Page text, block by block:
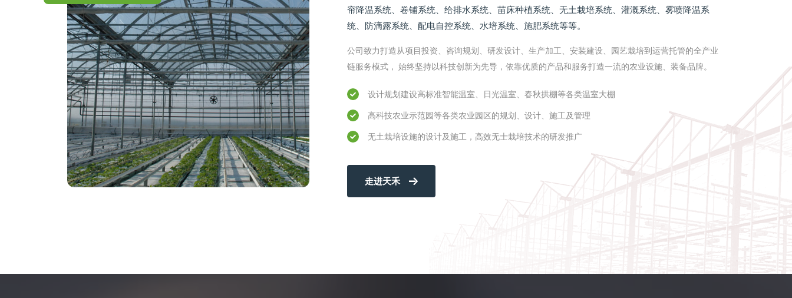
帘降温系统、卷铺系统、给排水系统、苗床种植系统、无土栽培系统、灌溉系统、雾喷降温系
统、防滴露系统、配电自控系统、水培系统、施肥系统等等。
公司致力打造从项目投资、咨询规划、研发设计、生产加工、安装建设、园艺栽培到运营托管的全产业
链服务模式， 始终坚持以科技创新为先导，依靠优质的产品和服务打造一流的农业设施、装备品牌。
设计规划建设高标准智能温室、日光温室、春秋拱棚等各类温室大棚
高科技农业示范园等各类农业园区的规划、设计、施工及管理
无土栽培设施的设计及施工，高效无士栽培技术的研发推广
走进天禾